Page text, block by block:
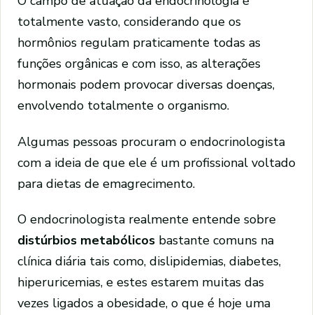
totalmente vasto, considerando que os
hormônios regulam praticamente todas as
funções orgânicas e com isso, as alterações
hormonais podem provocar diversas doenças,
envolvendo totalmente o organismo.
Algumas pessoas procuram o endocrinologista
com a ideia de que ele é um profissional voltado
para dietas de emagrecimento.
O endocrinologista realmente entende sobre
distúrbios metabólicos bastante comuns na
clínica diária tais como, dislipidemias, diabetes,
hiperuricemias, e estes estarem muitas das
vezes ligados a obesidade, o que é hoje uma